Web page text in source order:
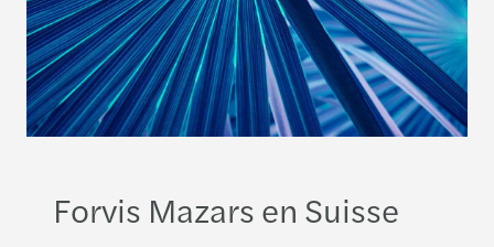
Forvis Mazars en Suisse